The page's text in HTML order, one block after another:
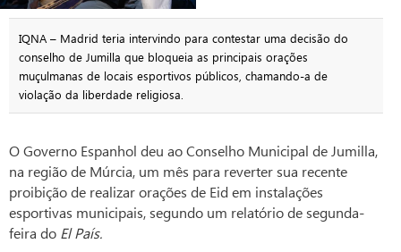
IQNA – Madrid teria intervindo para contestar uma decisão do
conselho de Jumilla que bloqueia as principais orações
muçulmanas de locais esportivos públicos, chamando-a de
violação da liberdade religiosa.
O Governo Espanhol deu ao Conselho Municipal de Jumilla,
na região de Múrcia, um mês para reverter sua recente
proibição de realizar orações de Eid em instalações
esportivas municipais, segundo um relatório de segunda-
feira do El País.